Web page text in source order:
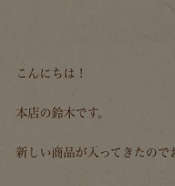
こんにちは！
本店の鈴木です。
新しい商品が入ってきたので